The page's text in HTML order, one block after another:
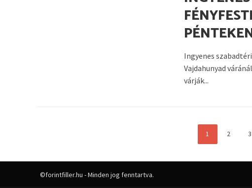
Ingyenes
Vajdahunyad
várják...
1 2 3
©forintfiller.hu - Minden jog fenntartva.